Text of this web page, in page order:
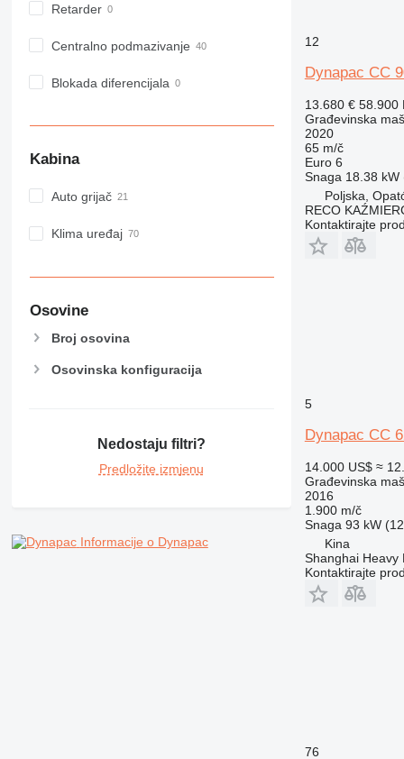
Retarder
Centralno podmazivanje
Blokada diferencijala
Kabina
Auto grijač
Klima uređaj
Osovine
Broj osovina
Osovinska konfiguracija
Nedostaju filtri?
Predložite izmjenu
Informacije o Dynapac
12
Dynapac CC
13.680 € 58.900
Građevinska
2020
65 m/č
Euro 6
Snaga 18.38 kW
Poljska,
RECO
Kontaktirajte
5
Dynapac CC
14.000 US$ ≈
Građevinska
2016
1.900 m/č
Snaga 93 kW
Kina
Shanghai Heavy
Kontaktirajte
76